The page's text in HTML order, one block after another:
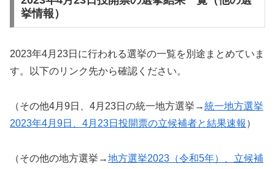
挙情報）
2023年4月23日に行われる選挙の一覧を別途まとめていま
す。以下のリンク先から確認ください。
（その他4月9日、4月23日の統一地方選挙→統一地方選挙
2023年4月9日、4月23日投開票の立候補者と結果速報 ）
（その他の地方選挙→地方選挙2023（令和5年）、立候補